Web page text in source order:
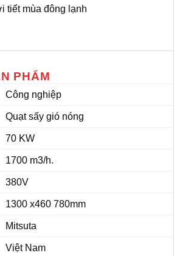
tiết mùa đông lạnh
PHẨM
Công nghiệp
Quạt sấy gió nóng
70 KW
1700 m3/h.
380V
1300 x460 780mm
Mitsuta
Việt Nam